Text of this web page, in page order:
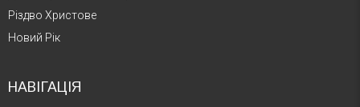
Різдво Христове
Новий Рік
НАВІГАЦІЯ